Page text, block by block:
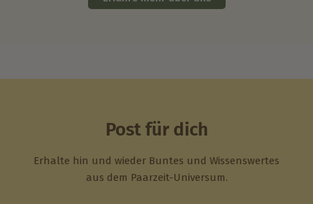
Post für dich
Erhalte hin und wieder Buntes und Wissenswertes
aus dem Paarzeit-Universum.